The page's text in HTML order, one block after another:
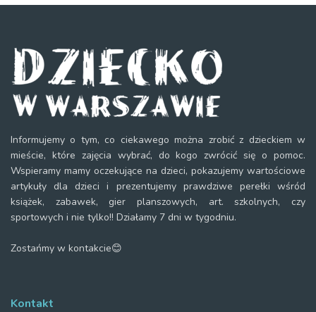
Informujemy o tym, co ciekawego można zrobić z dzieckiem w
mieście, które zajęcia wybrać, do kogo zwrócić się o pomoc.
Wspieramy mamy oczekujące na dzieci, pokazujemy wartościowe
artykuły dla dzieci i prezentujemy prawdziwe perełki wśród
książek, zabawek, gier planszowych, art. szkolnych, czy
sportowych i nie tylko!! Działamy 7 dni w tygodniu.
Zostańmy w kontakcie😊
Kontakt